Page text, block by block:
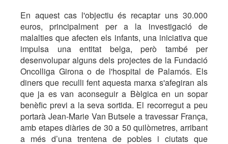
En aquest cas l'objectiu és recaptar uns 30.000
euros, principalment per a la investigació de
malalties que afecten els infants, una iniciativa que
impulsa una entitat belga, però també per
desenvolupar alguns dels projectes de la Fundació
Oncolliga Girona o de l'hospital de Palamós. Els
diners que reculli fent aquesta marxa s'afegiran als
que ja es van aconseguir a Bèlgica en un sopar
benèfic previ a la seva sortida. El recorregut a peu
portarà Jean-Marie Van Butsele a travessar França,
amb etapes diàries de 30 a 50 quilòmetres, arribant
a més d’una trentena de pobles i ciutats que